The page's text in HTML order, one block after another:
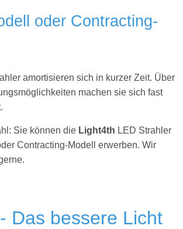
oder Contracting-
amortisieren sich in kurzer Zeit. Über
machen sie sich fast
Sie können die Light4th LED Strahler
Contracting-Modell erwerben. Wir
Das bessere Licht